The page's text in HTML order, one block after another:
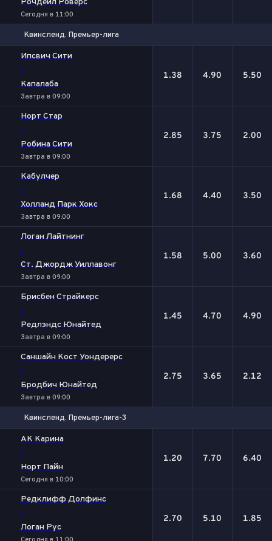
Рочдейл Роверс
Сегодня в 11:00
Квинсленд. Премьер-лига
Ипсвич Сити
-
Капалаба
Завтра в 09:00
1.38 4.90 5.50
Норт Стар
-
Робина Сити
Завтра в 09:00
2.85 3.75 2.00
Кабулчер
-
Холланд Парк Хокс
Завтра в 09:00
1.68 4.40 3.50
Логан Лайтнинг
-
Ст. Джордж Уиллавонг
Завтра в 09:00
1.58 5.00 3.60
Брисбен Страйкерс
-
Редлэндс Юнайтед
Завтра в 09:00
1.45 4.70 4.90
Саншайн Кост Уондерерс
-
Бродбич Юнайтед
Завтра в 09:00
2.75 3.65 2.12
Квинсленд. Премьер-лига-3
АК Карина
-
Норт Пайн
Сегодня в 10:00
1.20 7.70 6.40
Редклифф Долфинс
-
Логан Рус
2.70 5.10 1.85